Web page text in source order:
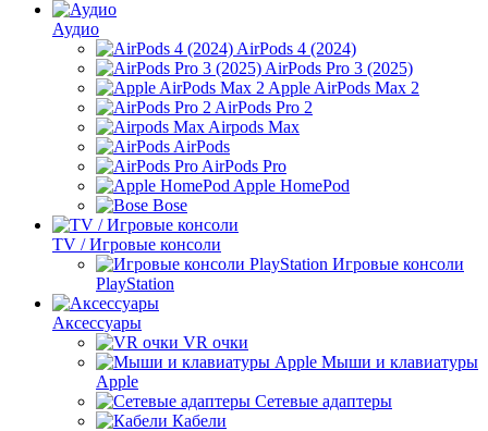
Аудио
AirPods 4 (2024)
AirPods Pro 3 (2025)
Apple AirPods Max 2
AirPods Pro 2
Airpods Max
AirPods
AirPods Pro
Apple HomePod
Bose
TV / Игровые консоли
Игровые консоли
PlayStation
Аксессуары
VR очки
Мыши и клавиатуры
Apple
Сетевые адаптеры
Кабели